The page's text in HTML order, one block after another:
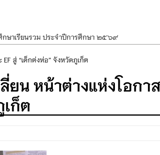
ษาเรียนรวม ประจำปีการศึกษา ๒๕๖๙
พุ่ม และจุดเทียนถวายพระพรชัยมงคล เนื่องในโอกา
ธศาสนา เนื่องในวันอาสาฬหบูชาและวันเข้าพรรษา
นัยและความปลอดภัยในการใช้รถใช้ถนน
สู่ “เด็กต่งห่อ” จังหวัดภูเก็ต
ยน หน้าต่างแห่งโอกาส
ก็ต